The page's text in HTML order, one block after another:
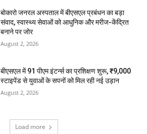
बोकारो जनरल अस्पताल में बीएसएल प्रबंधन का बड़ा
संवाद, स्वास्थ्य सेवाओं को आधुनिक और मरीज-केंद्रित
बनाने पर जोर
August 2, 2026
बीएसएल में 91 पीएम इंटर्न्स का प्रशिक्षण शुरू, ₹9,000
स्टाइपेंड से युवाओं के सपनों को मिल रही नई उड़ान
August 2, 2026
Load more